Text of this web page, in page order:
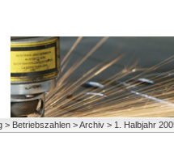
> Betriebszahlen > Archiv > 1. Halbjahr